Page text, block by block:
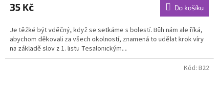
35 Kč Do košíku
Je těžké být vděčný, když se setkáme s bolestí. Bůh nám ale říká,
abychom děkovali za všech okolností, znamená to udělat krok víry
na základě slov z 1. listu Tesalonickým....
Kód: B22